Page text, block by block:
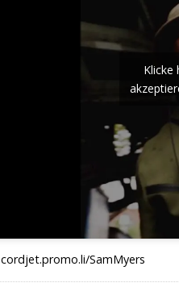
Klicke
SamMyers